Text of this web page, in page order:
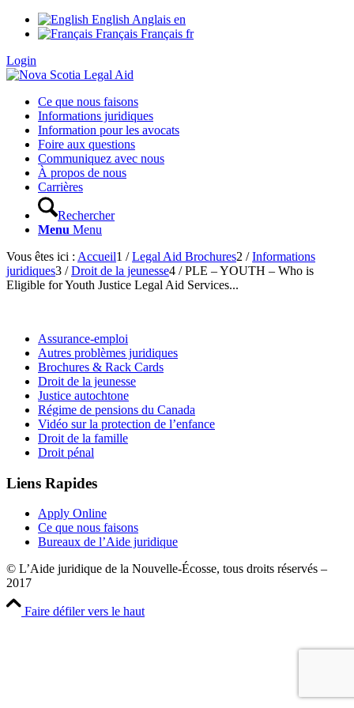
English Anglais en
Français Français fr
Login
Ce que nous faisons
Informations juridiques
Information pour les avocats
Foire aux questions
Communiquez avec nous
À propos de nous
Carrières
Rechercher
Menu Menu
Vous êtes ici : Accueil1 / Legal Aid Brochures2 / Informations
juridiques3 / Droit de la jeunesse4 / PLE – YOUTH – Who is
Eligible for Youth Justice Legal Aid Services...
Assurance-emploi
Autres problèmes juridiques
Brochures & Rack Cards
Droit de la jeunesse
Justice autochtone
Régime de pensions du Canada
Vidéo sur la protection de l’enfance
Droit de la famille
Droit pénal
Liens Rapides
Apply Online
Ce que nous faisons
Bureaux de l’Aide juridique
© L’Aide juridique de la Nouvelle-Écosse, tous droits réservés –
2017
Faire défiler vers le haut